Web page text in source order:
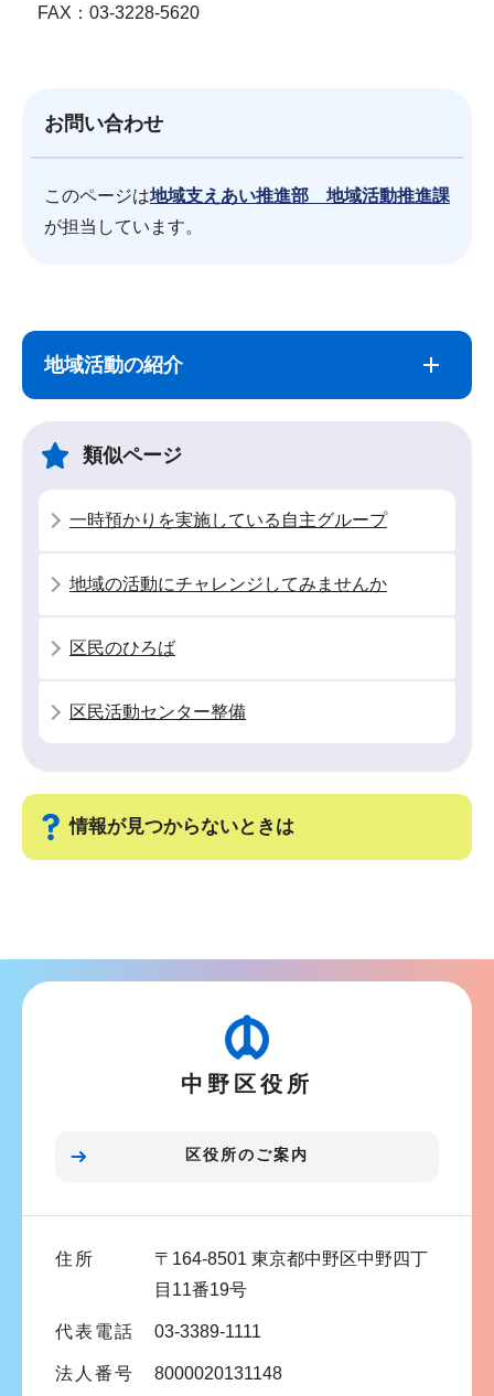
FAX：03-3228-5620
お問い合わせ
このページは地域支えあい推進部 地域活動推進課
が担当しています。
こ
地域活動の紹介
類似ページ
一時預かりを実施している自主グループ
地域の活動にチャレンジしてみませんか
区民のひろば
区民活動センター整備
情報が見つからないときは
ナ
ビ
中野区役所
区役所のご案内
住所
〒164-8501 東京都中野区中野四丁
目11番19号
代表電話 03-3389-1111
法人番号 8000020131148